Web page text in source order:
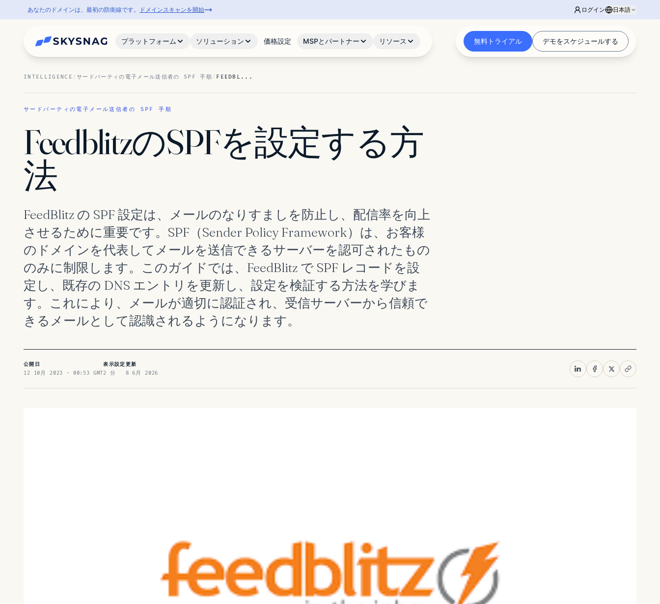
あなたのドメインは、最初の防衛線です。 ドメインスキャンを開始 ログイン 日本語
プラットフォーム ソリューション 価格設定 MSPとパートナー リソース 無料トライアル デモをスケジュールする
INTELLIGENCE /サードパーティの電子メール送信者の SPF 手順/ FEEDBL...
サードパーティの電子メール送信者の SPF 手順
FeedblitzのSPFを設定する方
法
FeedBlitz の SPF 設定は、メールのなりすましを防止し、配信率を向上
させるために重要です。SPF（Sender Policy Framework）は、お客様
のドメインを代表してメールを送信できるサーバーを認可されたもの
のみに制限します。このガイドでは、FeedBlitz で SPF レコードを設
定し、既存の DNS エントリを更新し、設定を検証する方法を学びま
す。これにより、メールが適切に認証され、受信サーバーから信頼で
きるメールとして認識されるようになります。
公開日
12 10月 2023 · 00:53 GMT
表示設定
2 分
更新
8 6月 2026